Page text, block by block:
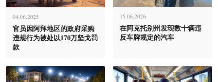
04.06.2025
官员因阿拜地区的政府采购
违规行为被处以170万坚戈罚
款
15.06.2026
在阿克托别州发现数十辆违
反车牌规定的汽车